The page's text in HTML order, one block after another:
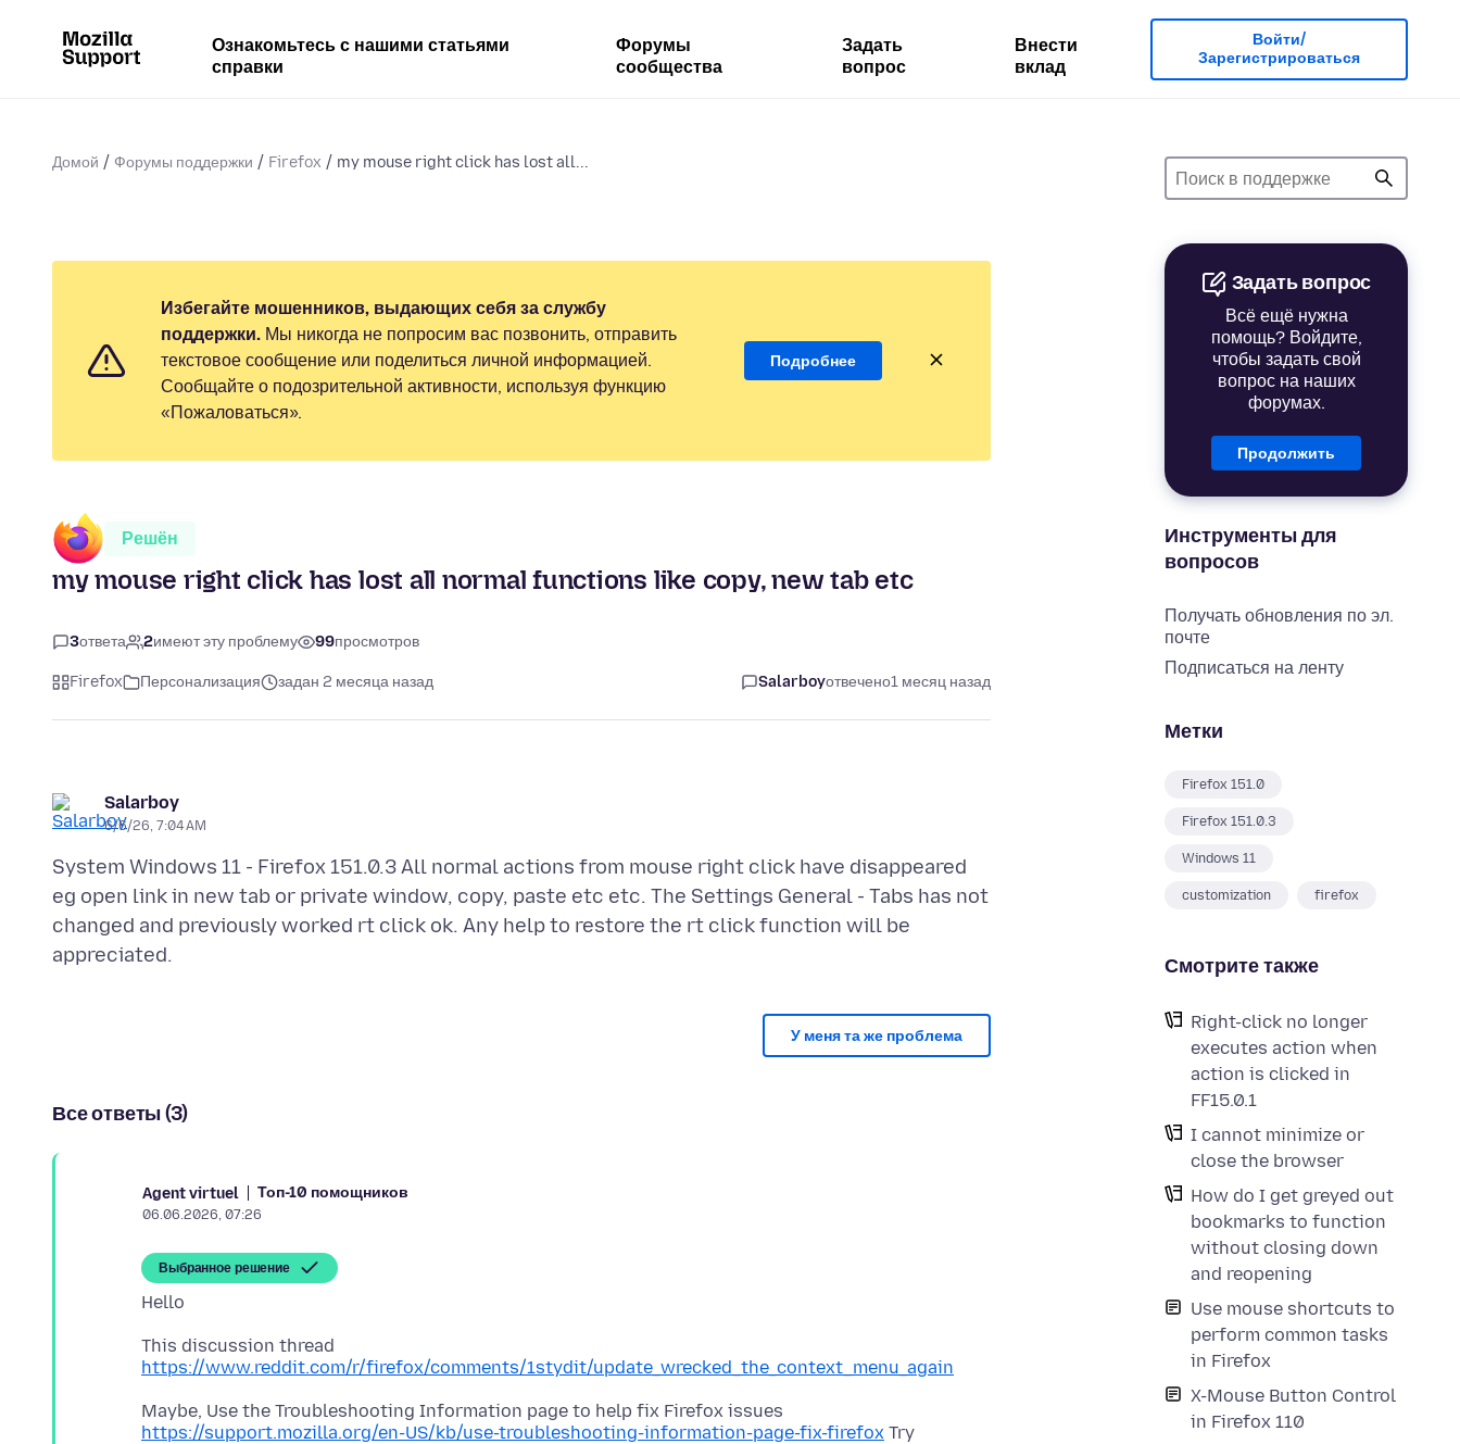
Ознакомьтесь с нашими статьями
справки
Форумы
сообщества
Задать
вопрос
Внести
вклад
Войти/
Зарегистрироваться
Домой Форумы поддержки Firefox my mouse right click has lost all...
Задать вопрос
Всё ещё нужна
помощь? Войдите,
чтобы задать свой
вопрос на наших
форумах.
Продолжить
Инструменты для
вопросов
Получать обновления по эл.
почте
Подписаться на ленту
Метки
Firefox 151.0
Firefox 151.0.3
Windows 11
customization firefox
Смотрите также
Right-click no longer
executes action when
action is clicked in
FF15.0.1
I cannot minimize or
close the browser
How do I get greyed out
bookmarks to function
without closing down
and reopening
Use mouse shortcuts to
perform common tasks
in Firefox
X-Mouse Button Control
in Firefox 110
Избегайте мошенников, выдающих себя за службу
поддержки. Мы никогда не попросим вас позвонить, отправить
текстовое сообщение или поделиться личной информацией.
Сообщайте о подозрительной активности, используя функцию
«Пожаловаться».
Подробнее
Решён
my mouse right click has lost all normal functions like copy, new tab etc
3ответа 2имеют эту проблему 99просмотров
Firefox Персонализация задан 2 месяца назад Salarboyотвечено1 месяц назад
Salarboy
6/6/26, 7:04 AM
System Windows 11 - Firefox 151.0.3 All normal actions from mouse right click have disappeared
eg open link in new tab or private window, copy, paste etc etc. The Settings General - Tabs has not
changed and previously worked rt click ok. Any help to restore the rt click function will be
У меня та же проблема
Все ответы (3)
Agent virtuel Топ-10 помощников
06.06.2026, 07:26
Выбранное решение
https://www.reddit.com/r/firefox/comments/1stydit/update_wrecked_the_context_menu_again
https://support.mozilla.org/en-US/kb/use-troubleshooting-information-page-fix-firefox Try